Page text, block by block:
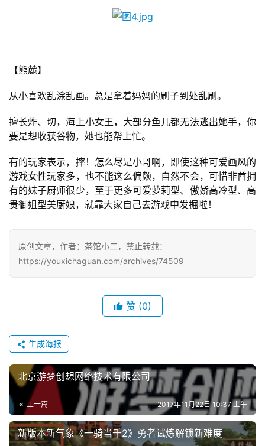
2
2
5
十
三
届
金
奖
0
日
茶
对
【熊麓】
从小喜欢乱涂乱画。总是拿着妈妈的刷子到处乱刷。
擅长炸、切，海上小女王，大部分鱼儿都无法逃出她手，你
要是想收获谷物，她也能帮上忙。
有的玩家表示，摔！怎么尽是小哥啊，即使这种可爱画风的
游戏女性玩家多，也不能这么偏颇，自然不会，可惜非酋拥
有的妹子厨师很少，至于更多可爱萝莉型、傲娇高冷型、高
贵御姐型美厨娘，就靠大家自己去游戏中发掘啦！
原创文章，作者：茶馆小二，禁止转载：
https://youxichaguan.com/archives/74509
赞 (0)
生成海报
北京游梦创想网络技术有限公司
上一篇 2017年11月22日 10:37 上午
新版本新气象《一骑当千2》勇者试炼解锁新难度